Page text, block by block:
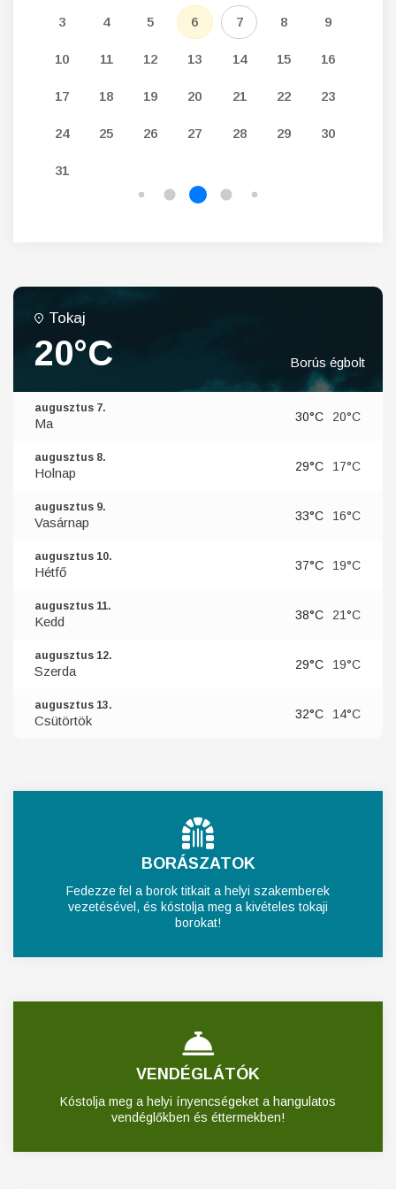
3 4 5 6 7 8 9
10 11 12 13 14 15 16
17 18 19 20 21 22 23
24 25 26 27 28 29 30
31
Tokaj
20°C Borús égbolt
augusztus 7.
Ma 30°C 20°C
augusztus 8.
Holnap 29°C 17°C
augusztus 9.
Vasárnap 33°C 16°C
augusztus 10.
Hétfő 37°C 19°C
augusztus 11.
Kedd 38°C 21°C
augusztus 12.
Szerda 29°C 19°C
augusztus 13.
Csütörtök 32°C 14°C
BORÁSZATOK
Fedezze fel a borok titkait a helyi szakemberek
vezetésével, és kóstolja meg a kivételes tokaji
borokat!
VENDÉGLÁTÓK
Kóstolja meg a helyi ínyencségeket a hangulatos
vendéglőkben és éttermekben!